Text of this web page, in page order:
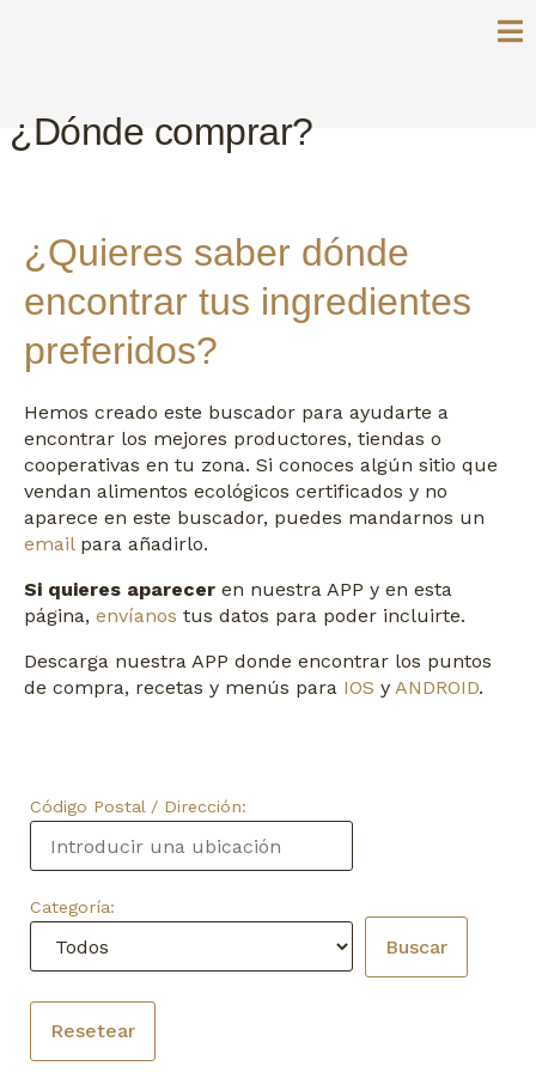
¿Dónde comprar?
¿Quieres saber dónde
encontrar tus ingredientes
preferidos?
Hemos creado este buscador para ayudarte a
encontrar los mejores productores, tiendas o
cooperativas en tu zona. Si conoces algún sitio que
vendan alimentos ecológicos certificados y no
aparece en este buscador, puedes mandarnos un
emailpara añadirlo.
Si quieres aparecer en nuestra APP y en esta
página, envíanos tus datos para poder incluirte.
Descarga nuestra APP donde encontrar los puntos
de compra, recetas y menús para IOS y ANDROID.
Código Postal / Dirección:
Categoría: